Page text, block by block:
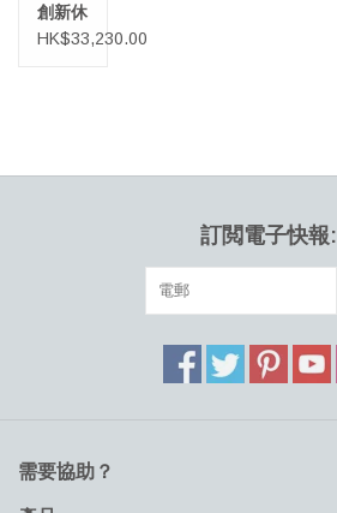
創新休
閒椅
HK$33,230.00
訂閲電子快報:
需要協助？